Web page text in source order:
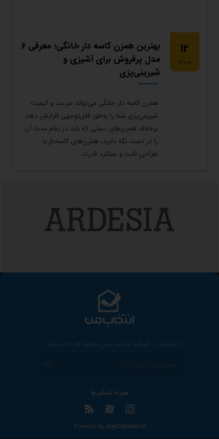
بهترین همزن کاسه دار خانگی؛ معرفی ۶
مدل پرفروش برای آشپزی و
شیرینی‌پزی
همزن کاسه دار خانگی می‌تواند سرعت و کیفیت
شیرینی‌پزی شما را به‌طور قابل‌توجهی افزایش دهد.
برخلاف همزن‌های دستی که باید در تمام مدت آن
را در دست نگه دارید، همزن‌های کاسه‌دار با
طراحی ثابت و عملکرد قدرت...
12
مرداد
با عضویت در خبرنامه از جدید ترین تخفیف ها با خبر شوید
ثبت
همراه شماییـم!
Powered by nopCommerce